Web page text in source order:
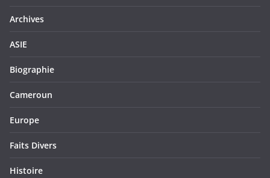
Archives
ASIE
Biographie
Cameroun
Europe
Faits Divers
Histoire